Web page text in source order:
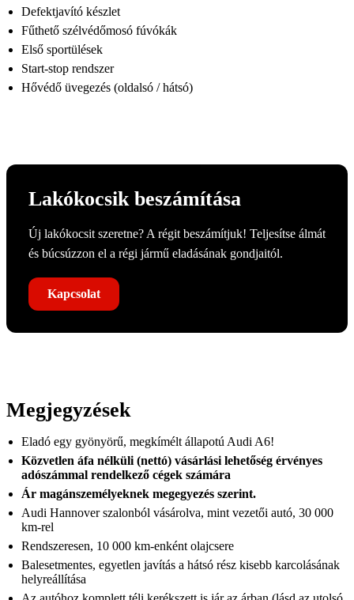
Defektjavító készlet
Fűthető szélvédőmosó fúvókák
Első sportülések
Start-stop rendszer
Hővédő üvegezés (oldalsó / hátsó)
Lakókocsik beszámítása
Új lakókocsit szeretne? A régit beszámítjuk! Teljesítse álmát
és búcsúzzon el a régi jármű eladásának gondjaitól.
Kapcsolat
Megjegyzések
Eladó egy gyönyörű, megkímélt állapotú Audi A6!
Közvetlen áfa nélküli (nettó) vásárlási lehetőség érvényes
adószámmal rendelkező cégek számára
Ár magánszemélyeknek megegyezés szerint.
Audi Hannover szalonból vásárolva, mint vezetői autó, 30 000
km-rel
Rendszeresen, 10 000 km-enként olajcsere
Balesetmentes, egyetlen javítás a hátsó rész kisebb karcolásának
helyreállítása